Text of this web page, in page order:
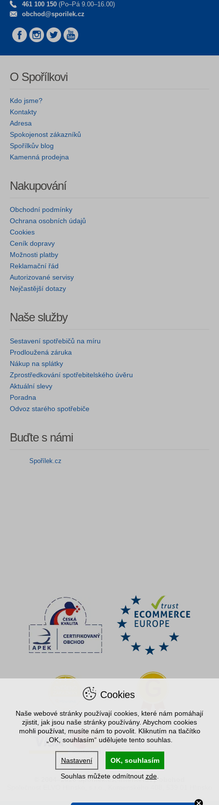
461 100 150 (Po–Pá 9.00–16.00)
obchod@sporilek.cz
O Spořílkovi
Kdo jsme?
Kontakty
Adresa
Spokojenost zákazníků
Spořílkův blog
Kamenná prodejna
Nakupování
Obchodní podmínky
Ochrana osobních údajů
Cookies
Ceník dopravy
Možnosti platby
Reklamační řád
Autorizované servisy
Nejčastější dotazy
Naše služby
Sestavení spotřebičů na míru
Prodloužená záruka
Nákup na splátky
Zprostředkování spotřebitelského úvěru
Aktuální slevy
Poradna
Odvoz starého spotřebiče
Buďte s námi
Spořílek.cz
© 2004–2026 Spořílek.cz, internetový obchod
Cookies
Naše webové stránky používají cookies, které nám pomáhají
zjistit, jak jsou naše stránky používány. Abychom cookies
mohli používat, musíte nám to povolit. Kliknutím na tlačítko
„OK, souhlasím“ udělujete tento souhlas.
Nastavení
OK, souhlasím
Souhlas můžete odmítnout zde.